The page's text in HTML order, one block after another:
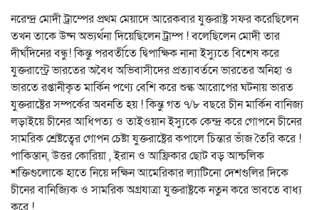
নরেন্দ্র মোদী ট্রাম্পের প্রথম মেয়াদে আরেকবার যুক্তরাষ্ট্র সফর করেছিলেন
তখন তাকে উষ্ন অভ্যর্থনা দিয়েছিলেন ট্রাম্প ! বলেছিলেন মোদী তার
দীর্ঘদিনের বন্ধু! কিন্তু পরবর্তীতে দ্বিপাক্ষিক নানা ইস্যুতে বিশেষ করে
যুক্তরাস্ট্রে ভারতের অবৈধ অভিবাসীদের প্রত্যাবর্তনে ভারতের অনিহা ও
ভারতে রপ্তানীকৃত মার্কিন পণ্যে বেশি করে শুল্ক আরোপের ঘটনায় ভারত
যুক্তরাষ্ট্রের সম্পর্কের অবনতি হয় ! কিন্তু গত ৭/৮ বছরে চীন মার্কিন বানিজ্য
লড়াইয়ে চীনের আধিপত্য ও তাইওয়ান ইস্যুকে কেন্দ্র করে গোপনে চীনের
সামরিক শ্রেষ্টত্বের গোপন চেষ্টা যুক্তরাষ্ট্রের কপালে চিন্তার ভাঁজ তৈরি করে !
পাকিস্তান, উত্তর কোরিয়া , ইরান ও আফ্রিকার ছোট বড় আন্চলিক
শক্তিগুলোকে হাতে নিয়ে দক্ষিন আমেরিকার ল্যাটিনো দেশগুলির দিকে
চীনের বানিজ্যিক ও সামরিক অগ্রযাত্রা যুক্তরাষ্ট্রকে নতুন করে ভাবতে বাধ্য